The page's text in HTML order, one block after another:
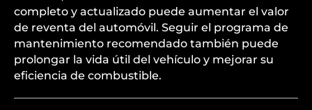
completo y actualizado puede aumentar el valor
de reventa del automóvil. Seguir el programa de
mantenimiento recomendado también puede
prolongar la vida útil del vehículo y mejorar su
eficiencia de combustible.